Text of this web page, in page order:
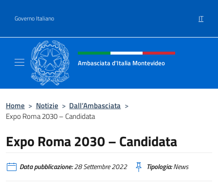
Governo Italiano IT
Intestazione sito, social e menù
Ambasciata d'Italia Montevideo
Home > Notizie > Dall’Ambasciata >
Expo Roma 2030 – Candidata
Expo Roma 2030 – Candidata
Data pubblicazione:28 Settembre 2022 Tipologia:News